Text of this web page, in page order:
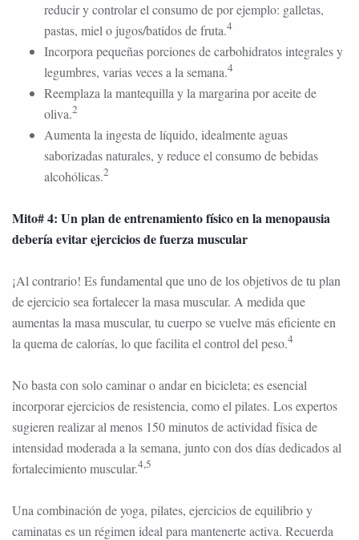
reducir y controlar el consumo de por ejemplo: galletas,
pastas, miel o jugos/batidos de fruta.4
Incorpora pequeñas porciones de carbohidratos integrales y
legumbres, varias veces a la semana.4
Reemplaza la mantequilla y la margarina por aceite de
oliva.2
Aumenta la ingesta de líquido, idealmente aguas
saborizadas naturales, y reduce el consumo de bebidas
alcohólicas.2
Mito# 4: Un plan de entrenamiento físico en la menopausia
debería evitar ejercicios de fuerza muscular
¡Al contrario! Es fundamental que uno de los objetivos de tu plan
de ejercicio sea fortalecer la masa muscular. A medida que
aumentas la masa muscular, tu cuerpo se vuelve más eficiente en
la quema de calorías, lo que facilita el control del peso.4
No basta con solo caminar o andar en bicicleta; es esencial
incorporar ejercicios de resistencia, como el pilates. Los expertos
sugieren realizar al menos 150 minutos de actividad física de
intensidad moderada a la semana, junto con dos días dedicados al
fortalecimiento muscular.4,5
Una combinación de yoga, pilates, ejercicios de equilibrio y
caminatas es un régimen ideal para mantenerte activa. Recuerda